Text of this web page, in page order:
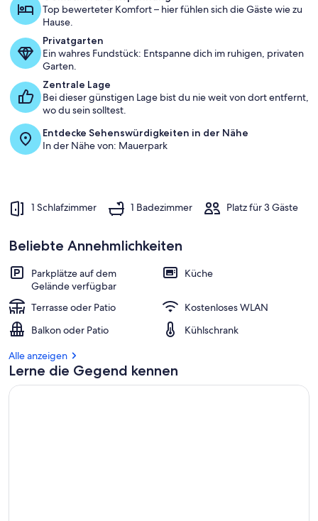
Top bewerteter Komfort – hier fühlen sich die Gäste wie zu
Hause.
Privatgarten
Ein wahres Fundstück: Entspanne dich im ruhigen, privaten
Garten.
Zentrale Lage
Bei dieser günstigen Lage bist du nie weit von dort entfernt,
wo du sein solltest.
Entdecke Sehenswürdigkeiten in der Nähe
In der Nähe von: Mauerpark
1 Schlafzimmer 1 Badezimmer Platz für 3 Gäste
Beliebte Annehmlichkeiten
Parkplätze auf dem
Gelände verfügbar
Küche
Terrasse oder Patio
Kostenloses WLAN
Balkon oder Patio
Kühlschrank
Alle anzeigen
Lerne die Gegend kennen